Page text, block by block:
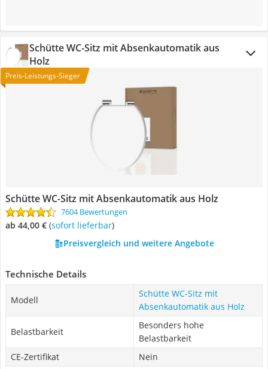
Schütte WC-Sitz mit Absenkautomatik aus
Holz
Preis-Leistungs-Sieger
Schütte WC-Sitz mit Absenkautomatik aus Holz
7604 Bewertungen
ab 44,00 € ( Sofort lieferbar)
Preisvergleich und weitere Angebote
Technische Details
Modell
Schütte WC-Sitz mit
Absenkautomatik aus Holz
Belastbarkeit
Besonders hohe
Belastbarkeit
CE-Zertifikat
Nein